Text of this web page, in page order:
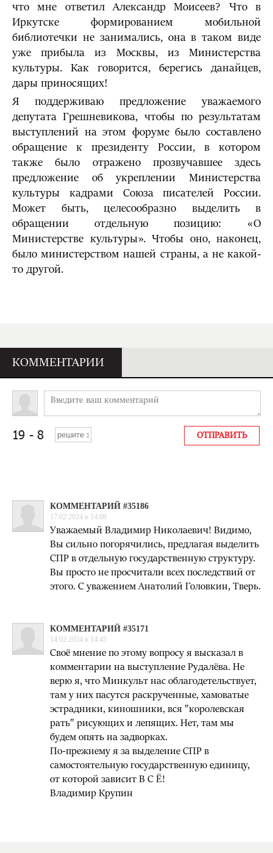
что мне ответил Александр Моисеев? Что в
Иркутске формированием мобильной
библиотечки не занимались, она в таком виде
уже прибыла из Москвы, из Министерства
культуры. Как говорится, берегись данайцев,
дары приносящих!
Я поддерживаю предложение уважаемого
депутата Грешневикова, чтобы по результатам
выступлений на этом форуме было составлено
обращение к президенту России, в котором
также было отражено прозвучавшее здесь
предложение об укреплении Министерства
культуры кадрами Союза писателей России.
Может быть, целесообразно выделить в
обращении отдельную позицию: «О
Министерстве культуры». Чтобы оно, наконец,
было министерством нашей страны, а не какой-
то другой.
КОММЕНТАРИИ
КОММЕНТАРИЙ #35186
17.02.2024 в 14:08
Уважаемый Владимир Николаевич! Видимо,
Вы сильно погорячились, предлагая выделить
СПР в отдельную государственную структуру.
Вы просто не просчитали всех последствий от
этого. С уважением Анатолий Головкин, Тверь.
КОММЕНТАРИЙ #35171
14.02.2024 в 14:45
Своё мнение по этому вопросу я высказал в
комментарии на выступление Рудалёва. Не
верю я, что Минкульт нас облагодетельствует,
там у них пасутся раскрученные, хамоватые
эстрадники, киношники, вся "королевская
рать" рисующих и лепящих. Нет, там мы
будем опять на задворках.
По-прежнему я за выделение СПР в
самостоятельную государственную единицу,
от которой зависит В С Ё!
Владимир Крупин